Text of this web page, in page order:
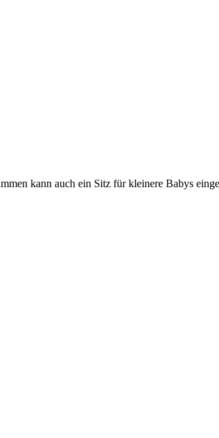
kann auch ein Sitz für kleinere Babys